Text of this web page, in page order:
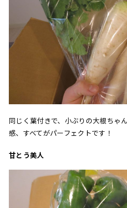
同じく葉付きで、小ぶりの大根ちゃ
感、すべてがパーフェクトです！
甘とう美人